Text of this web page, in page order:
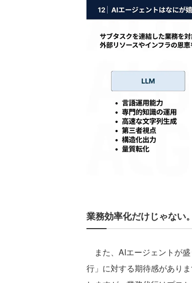
業務効率化だけじゃない
また、AIエージェントが
行」に対する期待感があり